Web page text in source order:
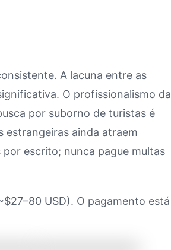
A lacuna entre as
O profissionalismo da
por suborno de turistas é
estrangeiras ainda atraem
escrito; nunca pague multas
USD). O pagamento está